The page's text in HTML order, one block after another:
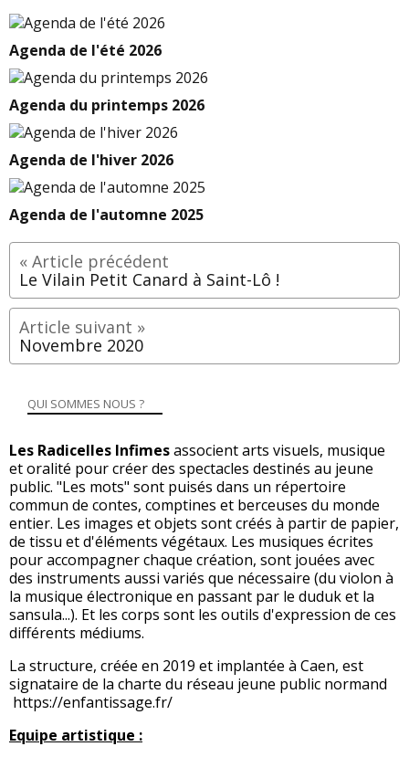
Agenda de l'été 2026
Agenda du printemps 2026
Agenda de l'hiver 2026
Agenda de l'automne 2025
Le Vilain Petit Canard à Saint-Lô !
Novembre 2020
QUI SOMMES NOUS ?
Les Radicelles Infimesassocient arts visuels, musique
et oralité pour créer des spectacles destinés au jeune
public. "Les mots" sont puisés dans un répertoire
commun de contes, comptines et berceuses du monde
entier. Les images et objets sont créés à partir de papier,
de tissu et d'éléments végétaux. Les musiques écrites
pour accompagner chaque création, sont jouées avec
des instruments aussi variés que nécessaire (du violon à
la musique électronique en passant par le duduk et la
sansula...). Et les corps sont les outils d'expression de ces
différents médiums.
La structure, créée en 2019 et implantée à Caen, est
signataire de la charte du réseau jeune public normand
https://enfantissage.fr/
Equipe artistique :